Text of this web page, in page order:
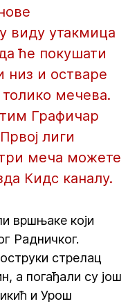
виду утакмица
ће покушати
низ и остваре
мечева.
Графичар
лиги
меча можете
Кидс каналу.
вршњаке који
Радничког.
стрелац
а погађали су још
и Урош